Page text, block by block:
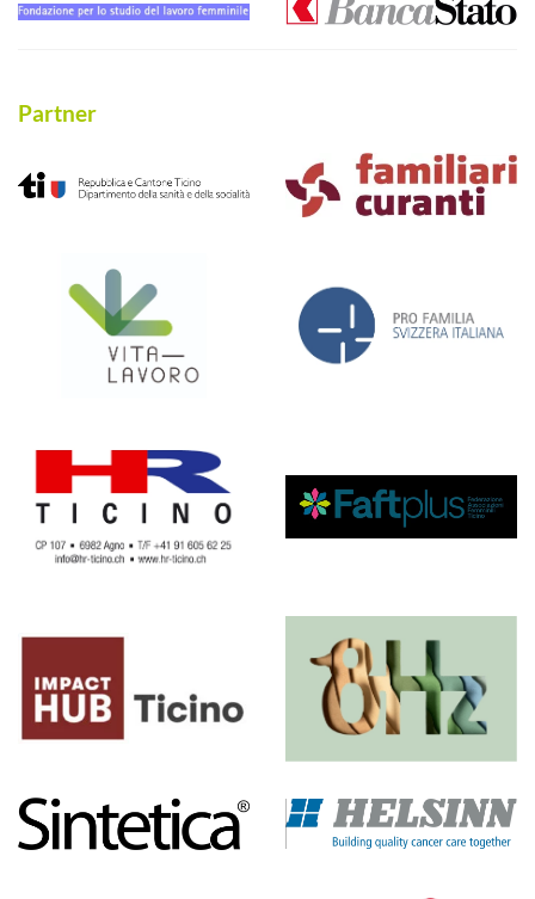
Partner